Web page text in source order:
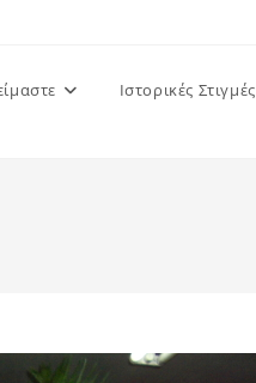
Ιστορικές Στιγμές